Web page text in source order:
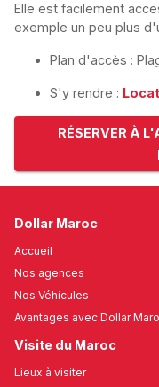
Elle est facilement
exemple un peu plus
Plan d'accès :
S'y rendre :
RÉSERVER À
Dollar Maroc
Accueil
Nos agences
Nos Véhicules
Avantages avec Dollar
Visite du Maroc
Lieux à visiter